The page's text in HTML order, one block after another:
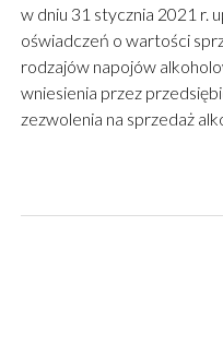
w dniu 31 stycznia 2021 r.
oświadczeń o wartości
rodzajów napojów
wniesienia przez
zezwolenia na sprzedaż